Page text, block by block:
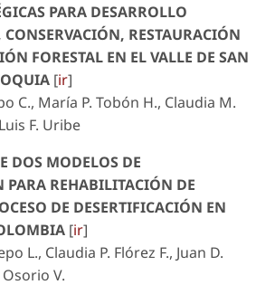
PARA DESARROLLO
RESTAURACIÓN
FORESTAL EN EL VALLE DE SAN
[ir]
C., María P. Tobón H., Claudia M.
F. Uribe
DOS MODELOS DE
PARA REHABILITACIÓN DE
DE DESERTIFICACIÓN EN
[ir]
L., Claudia P. Flórez F., Juan D.
Osorio V.